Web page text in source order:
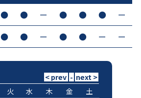
● ● ー ● ● ●
ー
● ● ー ● ● ー ー
火 水 木 金
土